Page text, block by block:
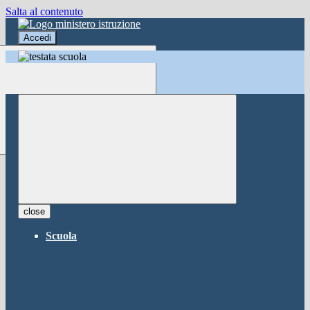
Salta al contenuto
Accedi
Accedi
button close ×
close
Scuola